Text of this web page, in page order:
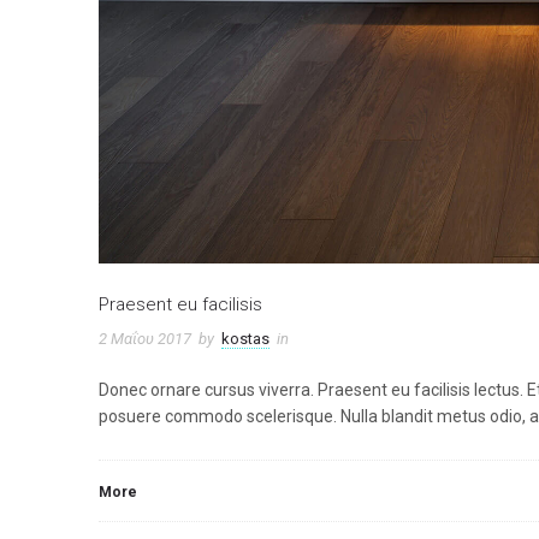
Praesent eu facilisis
2 Μαΐου 2017 by kostas in
Donec ornare cursus viverra. Praesent eu facilisis
posuere commodo scelerisque. Nulla blandit metus odio,
More